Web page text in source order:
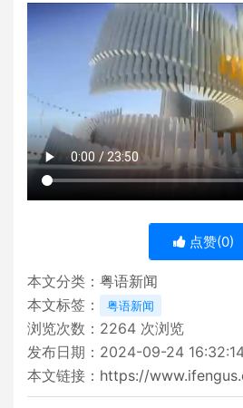
点赞(0)
本文分类： 粤语新闻
本文标签：
粤语新闻
浏览次数： 2264 次浏览
发布日期：2024-09-24
本文链接： https://